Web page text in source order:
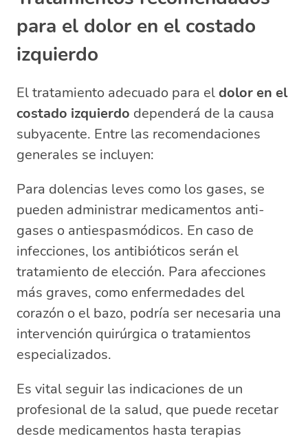
para el dolor en el costado
izquierdo
El tratamiento adecuado para eldolor en el
costado izquierdo dependerá de la causa
subyacente. Entre las recomendaciones
generales se incluyen:
Para dolencias leves como los gases, se
pueden administrar medicamentos anti-
gases o antiespasmódicos. En caso de
infecciones, los antibióticos serán el
tratamiento de elección. Para afecciones
más graves, como enfermedades del
corazón o el bazo, podría ser necesaria una
intervención quirúrgica o tratamientos
especializados.
Es vital seguir las indicaciones de un
profesional de la salud, que puede recetar
desde medicamentos hasta terapias